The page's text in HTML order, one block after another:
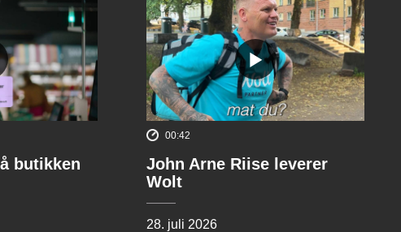
butikken
00:42
John Arne Riise leverer
Wolt
28. juli 2026